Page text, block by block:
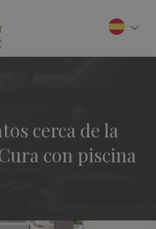
cerca de la
con piscina